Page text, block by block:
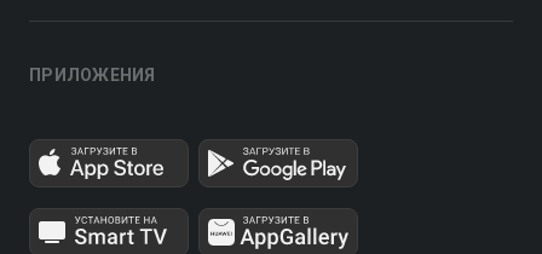
ПРИЛОЖЕНИЯ